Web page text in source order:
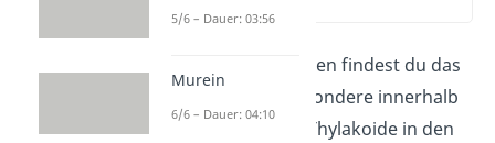
In den Pflanzenzellen findest du das
Chlorophyll insbesondere innerhalb
der sogenannten Thylakoide in den
5/6 – Dauer: 03:56
Murein
6/6 – Dauer: 04:10